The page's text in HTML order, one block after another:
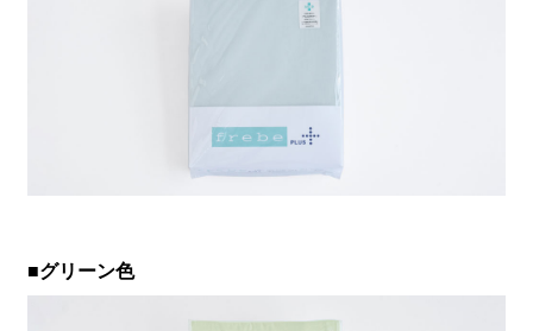
■グリーン色